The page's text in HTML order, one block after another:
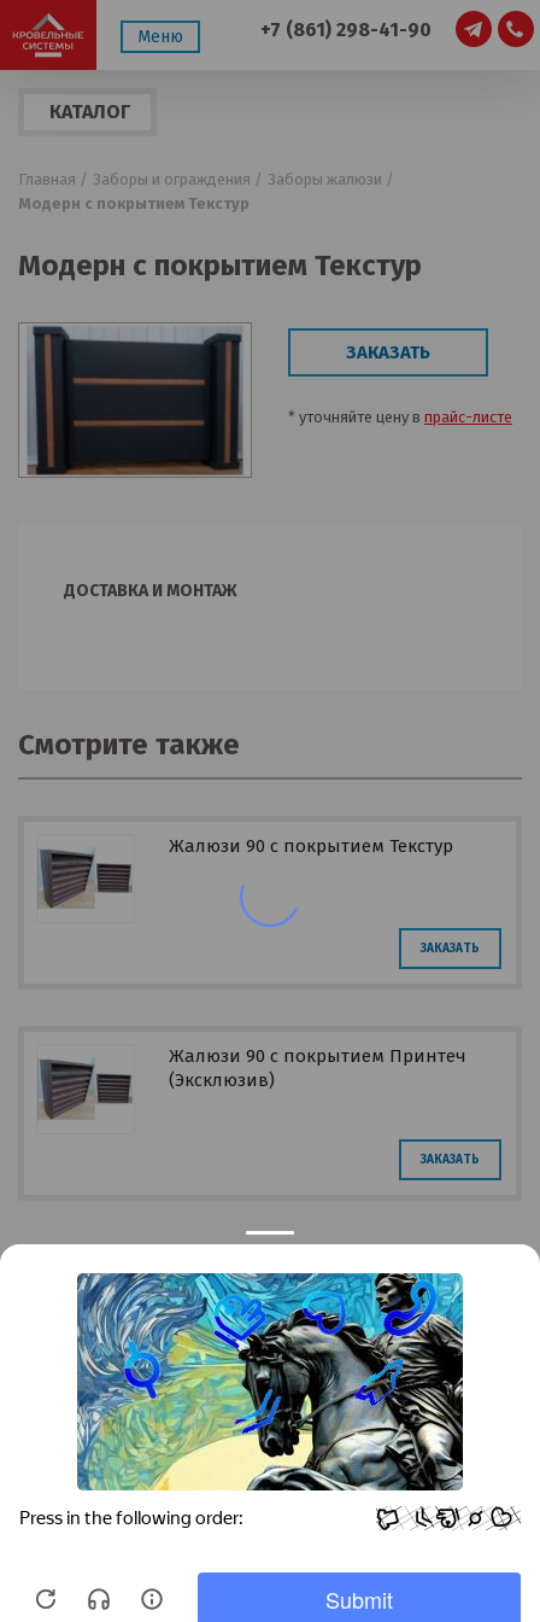
Меню +7 (861) 298-41-90
КАТАЛОГ
Главная / Заборы и ограждения / Заборы жалюзи /
Модерн с покрытием Текстур
Модерн с покрытием Текстур
ЗАКАЗАТЬ
* уточняйте цену в прайс-листе
ДОСТАВКА И МОНТАЖ
Смотрите также
Жалюзи 90 с покрытием Текстур
ЗАКАЗАТЬ
Жалюзи 90 с покрытием Принтеч
(Эксклюзив)
ЗАКАЗАТЬ
Контакты
Краснодар Тимашевск Темрюк
+7 (861) 298-41-90 +7 (861) 298-41-90
Российская, дом 269/10А
krov@krovsystem.com ЗАКАЗАТЬ ЗВОНОК
Информация на данном сайте носит ознакомительный характер и не является
Privacy notice